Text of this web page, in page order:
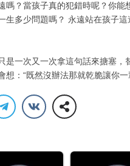
嗎？當孩子真的犯錯時呢？你
生多少問題嗎？ 永遠站在孩子這
是一次又一次拿這句話來搪塞，
：“既然沒辦法那就乾脆讓你一